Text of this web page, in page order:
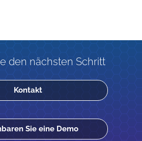
den nächsten Schritt
Kontakt
Sie eine Demo